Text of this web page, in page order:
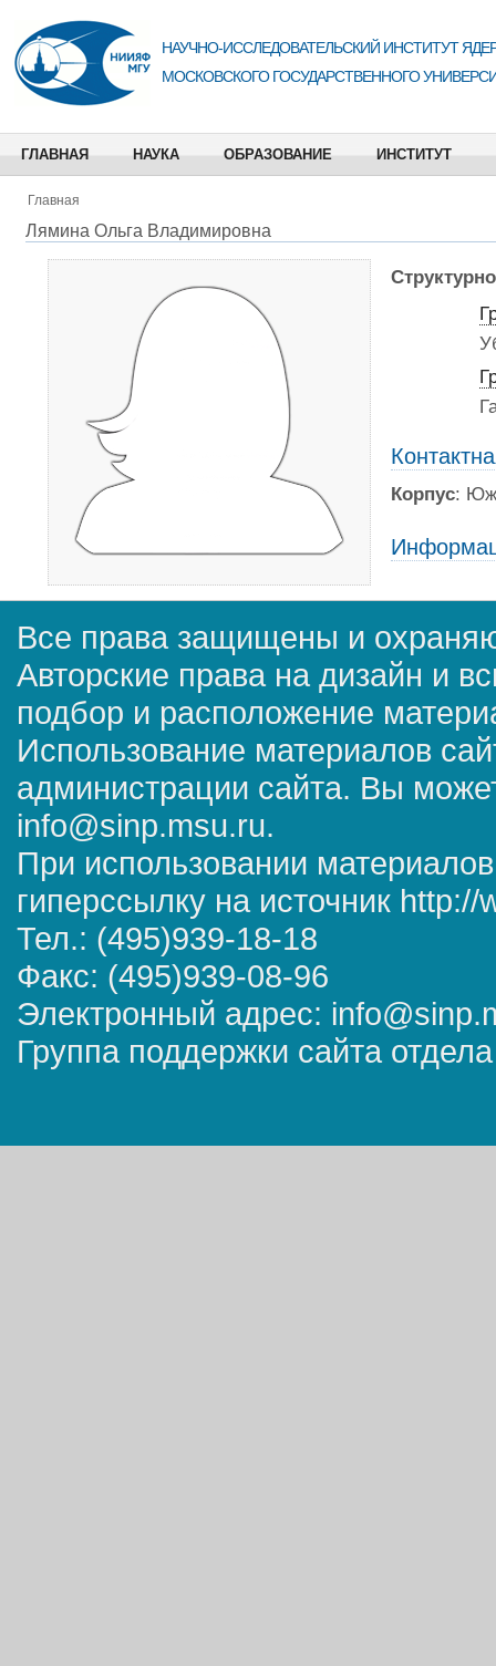
НАУЧНО-ИССЛЕДОВАТЕЛЬСКИЙ ИНСТИТУТ
МОСКОВСКОГО ГОСУДАРСТВЕННОГО
ГЛАВНАЯ НАУКА ОБРАЗОВАНИЕ ИНСТИТУТ
Главная
Лямина Ольга Владимировна
Корпус:
Все права защищены и
Авторские права на дизайн и
подбор и расположение
Использование материалов
администрации сайта. Вы
info@sinp.msu.ru.
При использовании
гиперссылку на источник
Тел.: (495)939-18-18
Факс: (495)939-08-96
Электронный адрес:
Группа поддержки сайта